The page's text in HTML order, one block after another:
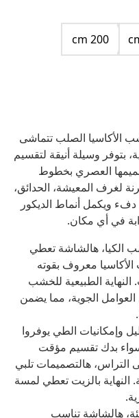
cm 200
الصلب تتماشى
بتوفر وسيلة أنيقة لتقسيم
العصري بخطوط
لغرف المعيشة، الحدائق،
ويكمل أنماط الديكور
في أي مكان.
هالشاشة تعطي
معروف بقوته
الطبيعية للخشب
الجوية، مما يضمن
وإمكانيات الطي يوفروا
بدك تقسيم مؤقت
هالتصميمات تلبي
النهاية بالزيت تعطي لمسة
هالشاشة تناسب